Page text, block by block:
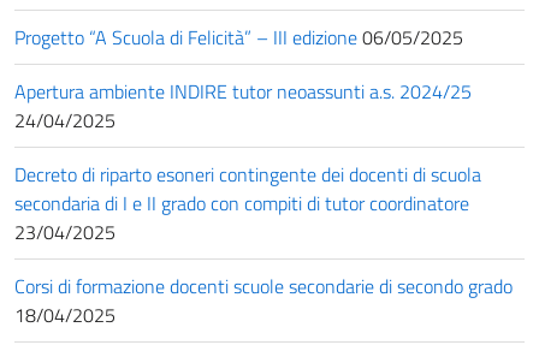
Progetto “A Scuola di Felicità” – III edizione06/05/2025
Apertura ambiente INDIRE tutor neoassunti a.s. 2024/25
24/04/2025
Decreto di riparto esoneri contingente dei docenti di scuola
secondaria di I e II grado con compiti di tutor coordinatore
23/04/2025
Corsi di formazione docenti scuole secondarie di secondo grado
18/04/2025